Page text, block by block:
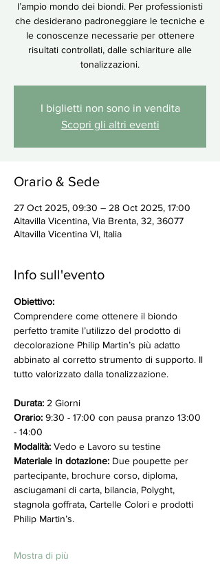
l’ampio mondo dei biondi. Per professionisti
che desiderano padroneggiare le tecniche e
le conoscenze necessarie per ottenere
risultati controllati, dalle schiariture alle
tonalizzazioni.
I biglietti non sono in vendita
Scopri gli altri eventi
Orario & Sede
27 Oct 2025, 09:30 – 28 Oct 2025, 17:00
Altavilla Vicentina, Via Brenta, 32, 36077
Altavilla Vicentina VI, Italia
Info sull'evento
Obiettivo:
Comprendere come ottenere il biondo
perfetto tramite l’utilizzo del prodotto di
decolorazione Philip Martin’s più adatto
abbinato al corretto strumento di supporto. Il
tutto valorizzato dalla tonalizzazione.
Durata: 2 Giorni
Orario: 9:30 - 17:00 con pausa pranzo 13:00
- 14:00
Modalità: Vedo e Lavoro su testine
Materiale in dotazione: Due poupette per
partecipante, brochure corso, diploma,
asciugamani di carta, bilancia, Polyght,
stagnola goffrata, Cartelle Colori e prodotti
Philip Martin’s.
Mostra di più